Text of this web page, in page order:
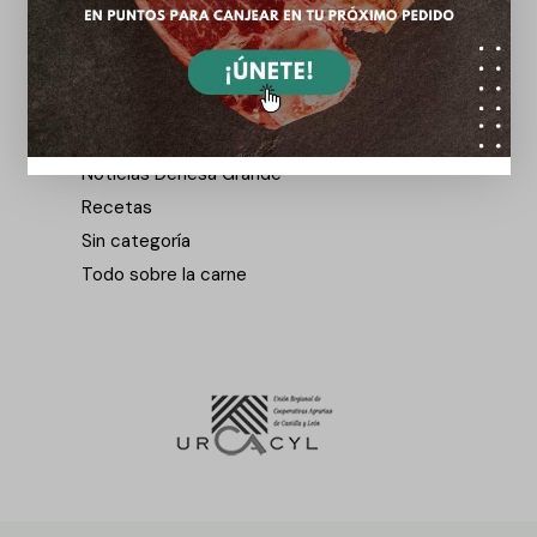
Categorías
Notas de prensa
Noticias Dehesa Grande
Recetas
Sin categoría
Todo sobre la carne